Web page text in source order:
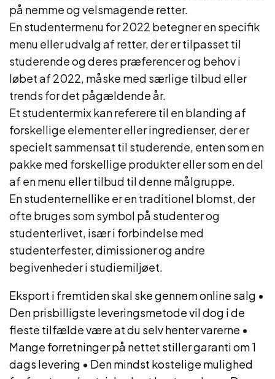
på nemme og velsmagende retter.
En studentermenu for 2022 betegner en specifik
menu eller udvalg af retter, der er tilpasset til
studerende og deres præferencer og behov i
løbet af 2022, måske med særlige tilbud eller
trends for det pågældende år.
Et studentermix kan referere til en blanding af
forskellige elementer eller ingredienser, der er
specielt sammensat til studerende, enten som en
pakke med forskellige produkter eller som en del
af en menu eller tilbud til denne målgruppe.
En studenternellike er en traditionel blomst, der
ofte bruges som symbol på studenter og
studenterlivet, især i forbindelse med
studenterfester, dimissioner og andre
begivenheder i studiemiljøet.
Eksport i fremtiden skal ske gennem online salg •
Den prisbilligste leveringsmetode vil dog i de
fleste tilfælde være at du selv henter varerne •
Mange forretninger på nettet stiller garanti om 1
dags levering • Den mindst kostelige mulighed